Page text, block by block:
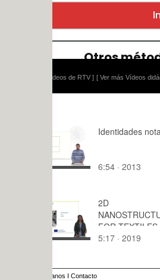
[ Ver más Vídeos didácticos ]
Identidades notables
6:54 · 2013
2D
NANOSTRUCTURES
FOR TEXTILES
5:17 · 2019